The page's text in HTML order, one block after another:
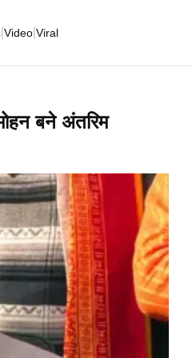
Video Viral
बने अंतरिम